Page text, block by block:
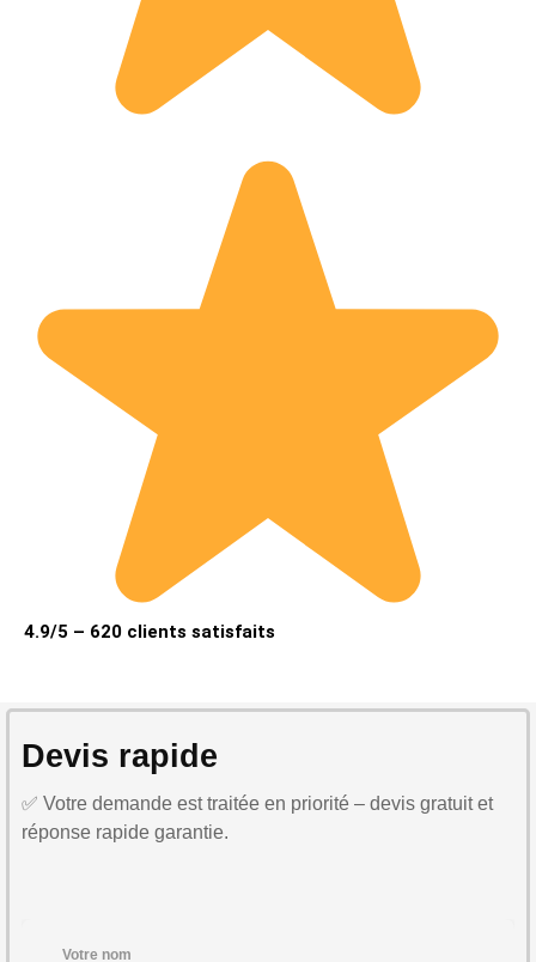
4.9/5 – 620 clients satisfaits
Devis rapide
✅ Votre demande est traitée en priorité – devis gratuit et
réponse rapide garantie.
Votre nom